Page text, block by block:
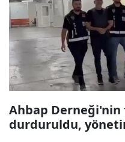
Ahbap
durduruldu,